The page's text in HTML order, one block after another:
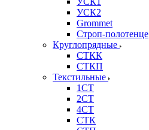
УСК2
Grommet
Строп-полотенце
Круглопрядные
СТКК
СТКП
Текстильные
1СТ
2СТ
4СТ
СТК